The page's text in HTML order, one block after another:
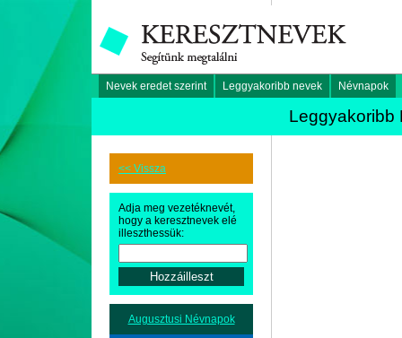
Nevek eredet szerint Leggyakoribb nevek Névnapok
Leggyakoribb
<< Vissza
Adja meg vezetéknevét,
hogy a keresztnevek elé
illeszthessük:
Augusztusi Névnapok